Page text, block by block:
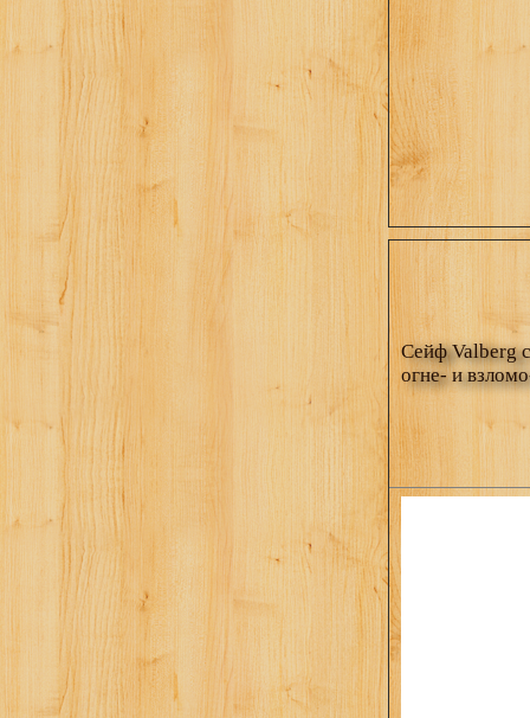
Сейф Valberg
огне- и